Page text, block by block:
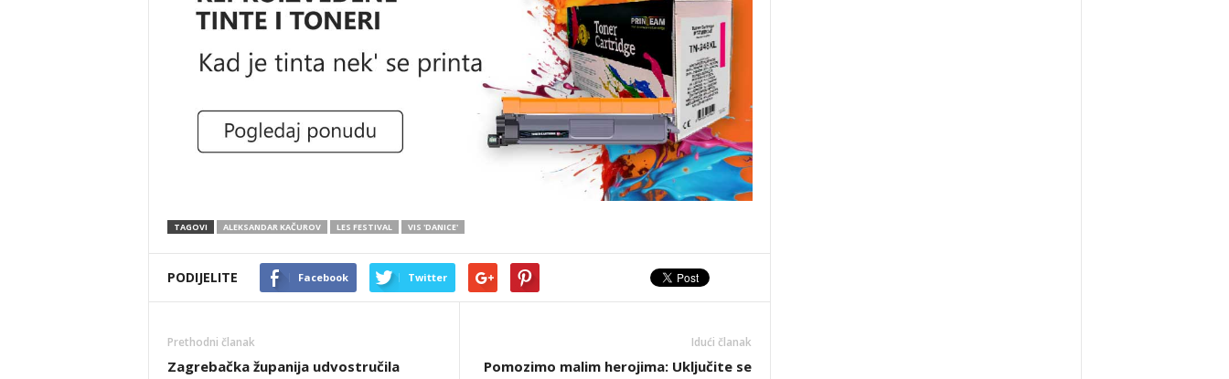
TAGOVI ALEKSANDAR KAČUROV LES FESTIVAL VIS 'DANICE'
PODIJELITE Facebook Twitter
Prethodni članak
Zagrebačka županija udvostručila
Idući članak
Pomozimo malim herojima: Uključite se